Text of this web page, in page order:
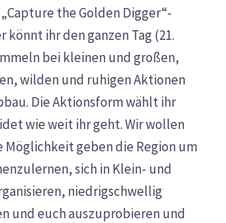
the Golden Digger“-
könnt ihr den ganzen Tag (21.
bei kleinen und großen,
wilden und ruhigen Aktionen
Die Aktionsform wählt ihr
wie weit ihr geht. Wir wollen
Möglichkeit geben die Region um
sich in Klein- und
niedrigschwellig
und euch auszuprobieren und